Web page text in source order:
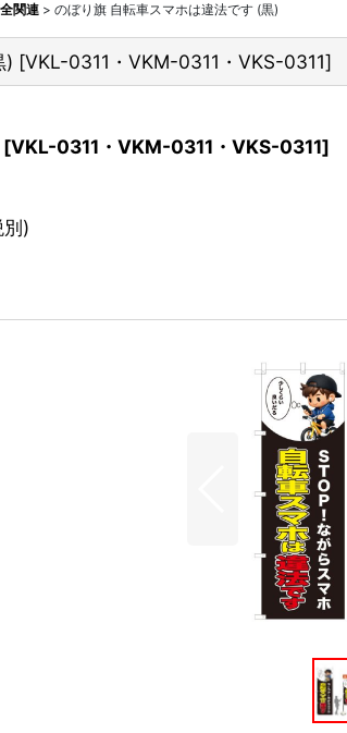
関連 > のぼり旗 自転車スマホは違法です (黒)
) [VKL-0311・VKM-0311・VKS-0311]
[VKL-0311・VKM-0311・VKS-0311]
別)